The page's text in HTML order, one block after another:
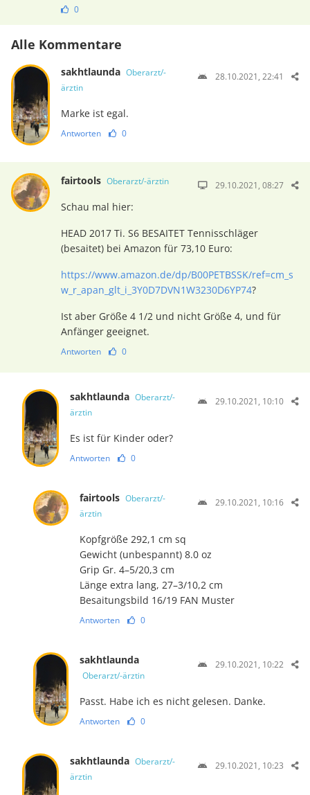
0
Alle Kommentare
sakhtlaunda Oberarzt/-
ärztin
28.10.2021, 22:41
Marke ist egal.
Antworten 0
fairtools Oberarzt/-ärztin 29.10.2021, 08:27
Schau mal hier:
HEAD 2017 Ti. S6 BESAITET Tennisschläger
(besaitet) bei Amazon für 73,10 Euro:
https://www.amazon.de/dp/B00PETBSSK/ref=cm_s
w_r_apan_glt_i_3Y0D7DVN1W3230D6YP74?
Ist aber Größe 4 1/2 und nicht Größe 4, und für
Anfänger geeignet.
Antworten 0
sakhtlaunda Oberarzt/-
ärztin
29.10.2021, 10:10
Es ist für Kinder oder?
Antworten 0
fairtools Oberarzt/-
ärztin
29.10.2021, 10:16
Kopfgröße 292,1 cm sq
Gewicht (unbespannt) 8.0 oz
Grip Gr. 4–5/20,3 cm
Länge extra lang, 27–3/10,2 cm
Besaitungsbild 16/19 FAN Muster
Antworten 0
sakhtlaunda
Oberarzt/-ärztin
29.10.2021, 10:22
Passt. Habe ich es nicht gelesen. Danke.
Antworten 0
sakhtlaunda Oberarzt/-
ärztin
29.10.2021, 10:23